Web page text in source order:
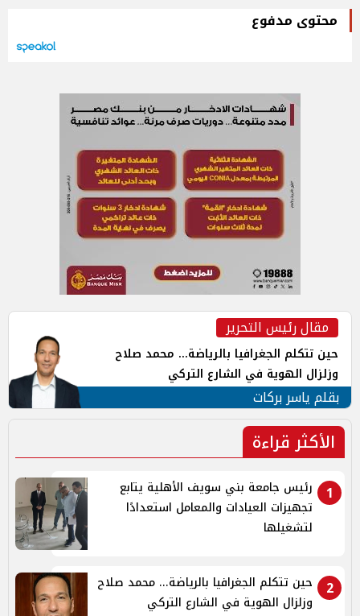
محتوى مدفوع
مقال رئيس التحرير
حين تتكلم الجغرافيا بالرياضة... محمد صلاح
وزلزال الهوية في الشارع التركي
بقلم ياسر بركات
الأكثر قراءة
1
رئيس جامعة بني سويف الأهلية يتابع
تجهيزات العيادات والمعامل استعدادًا
لتشغيلها
2
حين تتكلم الجغرافيا بالرياضة... محمد صلاح
وزلزال الهوية في الشارع التركي